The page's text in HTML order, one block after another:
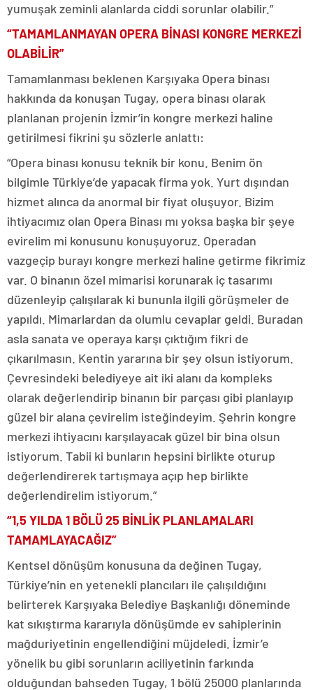
yumuşak zeminli alanlarda ciddi sorunlar olabilir.”
“TAMAMLANMAYAN OPERA BİNASI KONGRE MERKEZİ
OLABİLİR”
Tamamlanması beklenen Karşıyaka Opera binası
hakkında da konuşan Tugay, opera binası olarak
planlanan projenin İzmir’in kongre merkezi haline
getirilmesi fikrini şu sözlerle anlattı:
“Opera binası konusu teknik bir konu. Benim ön
bilgimle Türkiye’de yapacak firma yok. Yurt dışından
hizmet alınca da anormal bir fiyat oluşuyor. Bizim
ihtiyacımız olan Opera Binası mı yoksa başka bir şeye
evirelim mi konusunu konuşuyoruz. Operadan
vazgeçip burayı kongre merkezi haline getirme fikrimiz
var. O binanın özel mimarisi korunarak iç tasarımı
düzenleyip çalışılarak ki bununla ilgili görüşmeler de
yapıldı. Mimarlardan da olumlu cevaplar geldi. Buradan
asla sanata ve operaya karşı çıktığım fikri de
çıkarılmasın. Kentin yararına bir şey olsun istiyorum.
Çevresindeki belediyeye ait iki alanı da kompleks
olarak değerlendirip binanın bir parçası gibi planlayıp
güzel bir alana çevirelim isteğindeyim. Şehrin kongre
merkezi ihtiyacını karşılayacak güzel bir bina olsun
istiyorum. Tabii ki bunların hepsini birlikte oturup
değerlendirerek tartışmaya açıp hep birlikte
değerlendirelim istiyorum.”
“1,5 YILDA 1 BÖLÜ 25 BİNLİK PLANLAMALARI
TAMAMLAYACAĞIZ”
Kentsel dönüşüm konusuna da değinen Tugay,
Türkiye’nin en yetenekli plancıları ile çalışıldığını
belirterek Karşıyaka Belediye Başkanlığı döneminde
kat sıkıştırma kararıyla dönüşümde ev sahiplerinin
mağduriyetinin engellendiğini müjdeledi. İzmir’e
yönelik bu gibi sorunların aciliyetinin farkında
olduğundan bahseden Tugay, 1 bölü 25000 planlarında